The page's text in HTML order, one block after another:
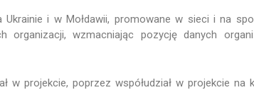
Ukrainie i w Mołdawii, promowane w sieci i na
organizacji, wzmacniając pozycję danych
w projekcie, poprzez współudział w projekcie na